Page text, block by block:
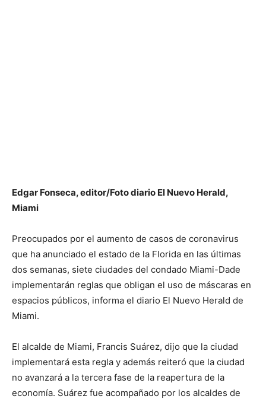
Edgar Fonseca, editor/Foto diario El Nuevo Herald,
Miami
Preocupados por el aumento de casos de coronavirus
que ha anunciado el estado de la Florida en las últimas
dos semanas, siete ciudades del condado Miami-Dade
implementarán reglas que obligan el uso de máscaras en
espacios públicos, informa el diario El Nuevo Herald de
Miami.
El alcalde de Miami, Francis Suárez, dijo que la ciudad
implementará esta regla y además reiteró que la ciudad
no avanzará a la tercera fase de la reapertura de la
economía. Suárez fue acompañado por los alcaldes de